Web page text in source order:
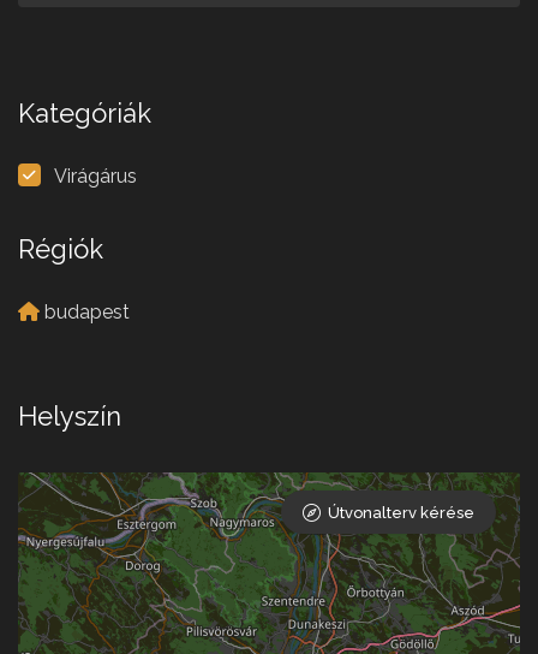
Kategóriák
Virágárus
Régiók
budapest
Helyszín
Útvonalterv kérése